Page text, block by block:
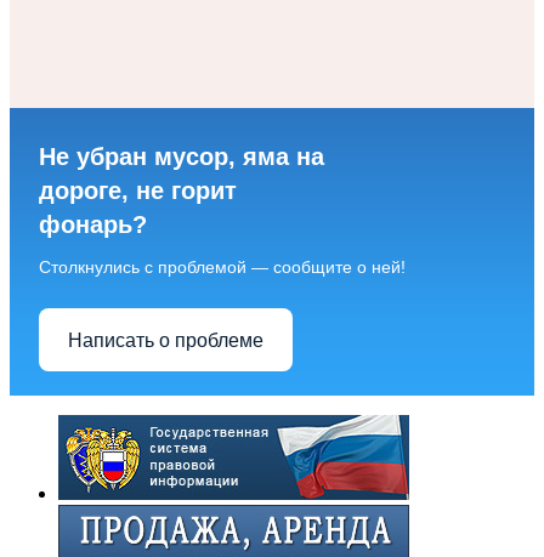
Не убран мусор, яма на
дороге, не горит
фонарь?
Столкнулись с проблемой — сообщите о ней!
Написать о проблеме